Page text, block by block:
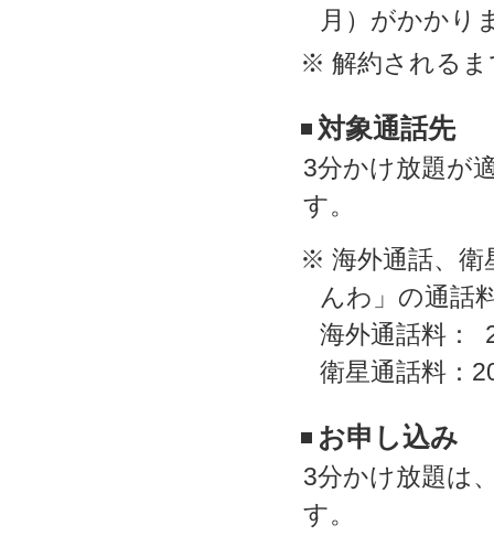
月）がかかり
※ 解約されるま
対象通話先
3分かけ放題が
す。
※ 海外通話、衛
んわ」の通話
海外通話料：
衛星通話料
お申し込み
3分かけ放題は
す。